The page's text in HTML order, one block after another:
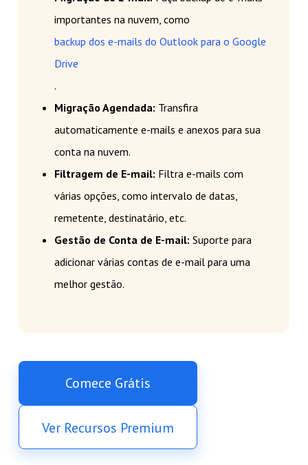
importantes na nuvem, como
backup dos e-mails do Outlook para o Google
Drive
.
Migração Agendada: Transfira
automaticamente e-mails e anexos para sua
conta na nuvem.
Filtragem de E-mail: Filtra e-mails com
várias opções, como intervalo de datas,
remetente, destinatário, etc.
Gestão de Conta de E-mail: Suporte para
adicionar várias contas de e-mail para uma
melhor gestão.
Comece Grátis
Ver Recursos Premium